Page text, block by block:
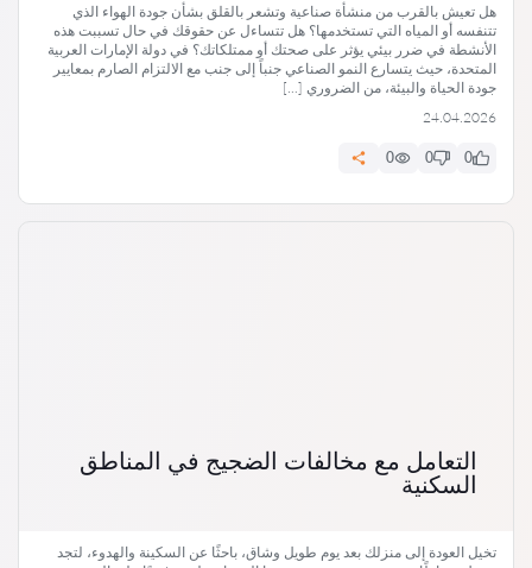
هل تعيش بالقرب من منشأة صناعية وتشعر بالقلق بشأن جودة الهواء الذي
تتنفسه أو المياه التي تستخدمها؟ هل تتساءل عن حقوقك في حال تسببت هذه
الأنشطة في ضرر بيئي يؤثر على صحتك أو ممتلكاتك؟ في دولة الإمارات العربية
المتحدة، حيث يتسارع النمو الصناعي جنباً إلى جنب مع الالتزام الصارم بمعايير
جودة الحياة والبيئة، من الضروري […]
24.04.2026
0
0
0
التعامل مع مخالفات الضجيج في المناطق
السكنية
تخيل العودة إلى منزلك بعد يوم طويل وشاق، باحثًا عن السكينة والهدوء، لتجد